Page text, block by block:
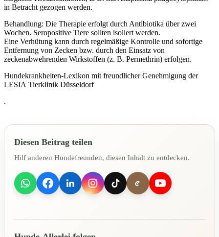
in Betracht gezogen werden.
Behandlung: Die Therapie erfolgt durch Antibiotika über zwei
Wochen. Seropositive Tiere sollten isoliert werden.
Eine Verhütung kann durch regelmäßige Kontrolle und sofortige
Entfernung von Zecken bzw. durch den Einsatz von
zeckenabwehrenden Wirkstoffen (z. B. Permethrin) erfolgen.
Hundekrankheiten-Lexikon mit freundlicher Genehmigung der
LESIA Tierklinik Düsseldorf
.
Diesen Beitrag teilen
Hilf anderen Hundefreunden, diesen Inhalt zu entdecken.